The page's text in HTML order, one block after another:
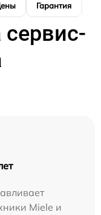
Гарантия
Miele и